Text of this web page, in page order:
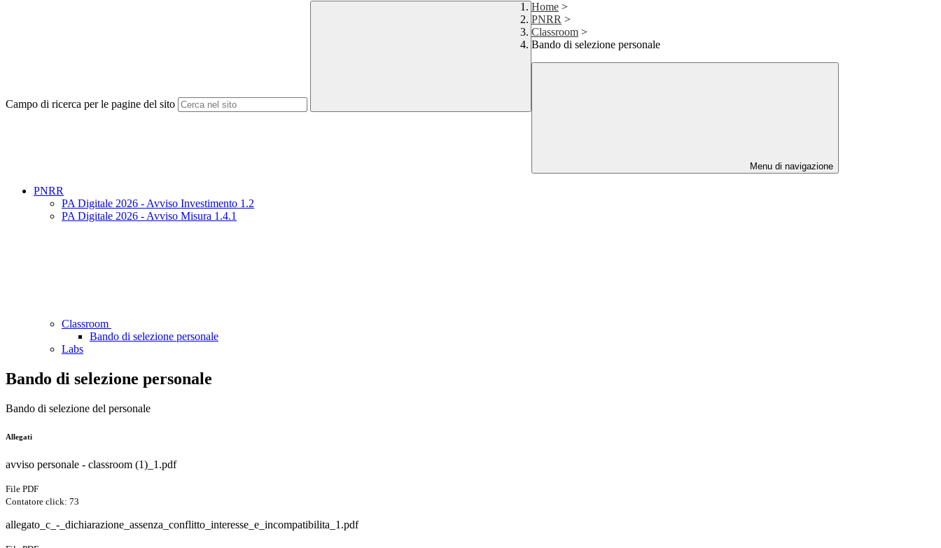
Campo di ricerca per le pagine del sito
Home >
PNRR >
Classroom >
Bando di selezione personale
Menu di navigazione
PNRR
PA Digitale 2026 - Avviso Investimento 1.2
PA Digitale 2026 - Avviso Misura 1.4.1
Classroom
Bando di selezione personale
Labs
Bando di selezione personale
Bando di selezione del personale
Allegati
avviso personale - classroom (1)_1.pdf
File PDF
Contatore click: 73
allegato_c_-_dichiarazione_assenza_conflitto_interesse_e_incompatibilita_1.pdf